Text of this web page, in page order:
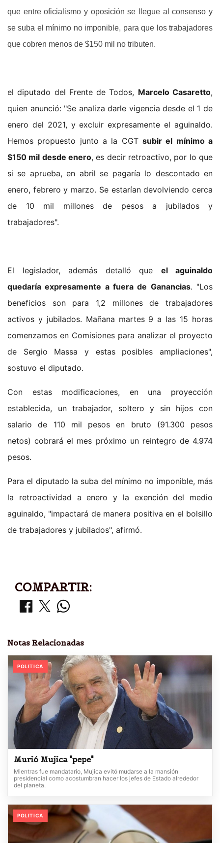
que entre oficialismo y oposición se llegue al consenso y
se suba el mínimo no imponible, para que los trabajadores
que cobren menos de $150 mil no tributen.
el diputado del Frente de Todos, Marcelo Casaretto,
quien anunció: "Se analiza darle vigencia desde el 1 de
enero del 2021, y excluir expresamente el aguinaldo.
Hemos propuesto junto a la CGT subir el mínimo a
$150 mil desde enero, es decir retroactivo, por lo que
si se aprueba, en abril se pagaría lo descontado en
enero, febrero y marzo. Se estarían devolviendo cerca
de 10 mil millones de pesos a jubilados y
trabajadores".
El legislador, además detalló que el aguinaldo
quedaría expresamente a fuera de Ganancias. "Los
beneficios son para 1,2 millones de trabajadores
activos y jubilados. Mañana martes 9 a las 15 horas
comenzamos en Comisiones para analizar el proyecto
de Sergio Massa y estas posibles ampliaciones",
sostuvo el diputado.
Con estas modificaciones, en una proyección
establecida, un trabajador, soltero y sin hijos con
salario de 110 mil pesos en bruto (91.300 pesos
netos) cobrará el mes próximo un reintegro de 4.974
pesos.
Para el diputado la suba del mínimo no imponible, más
la retroactividad a enero y la exención del medio
aguinaldo, "impactará de manera positiva en el bolsillo
de trabajadores y jubilados", afirmó.
COMPARTIR:
Notas Relacionadas
POLITICA
Murió Mujica "pepe"
Mientras fue mandatario, Mujica evitó mudarse a la mansión
presidencial como acostumbran hacer los jefes de Estado alrededor
del planeta.
POLITICA